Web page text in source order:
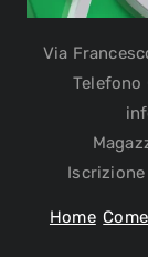
Via
Telefono
Home